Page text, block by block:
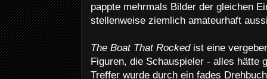
pappte mehrmals Bilder der gleichen
stellenweise ziemlich amateurhaft
The Boat That Rocked ist eine
Figuren, die Schauspieler - alles hätte
Treffer wurde durch ein fades